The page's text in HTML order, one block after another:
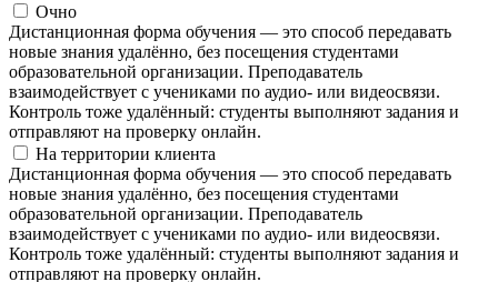
Очно
Дистанционная форма обучения — это способ передавать
новые знания удалённо, без посещения студентами
образовательной организации. Преподаватель
взаимодействует с учениками по аудио- или видеосвязи.
Контроль тоже удалённый: студенты выполняют задания и
отправляют на проверку онлайн.
На территории клиента
Дистанционная форма обучения — это способ передавать
новые знания удалённо, без посещения студентами
образовательной организации. Преподаватель
взаимодействует с учениками по аудио- или видеосвязи.
Контроль тоже удалённый: студенты выполняют задания и
отправляют на проверку онлайн.